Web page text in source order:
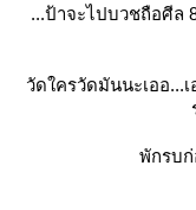
...ป้าจะไปบวชถือศีล
วัดใครวัดมันนะเออ...
พักรบก่